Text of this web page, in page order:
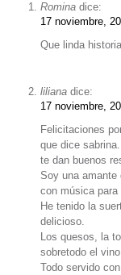
Romina dice:
17 noviembre,
Que linda
liliana dice:
17 noviembre,
Felicitaciones
que dice
te dan buenos
Soy una
con música
He tenido la
delicioso.
Los quesos, la
sobretodo el
Todo servido